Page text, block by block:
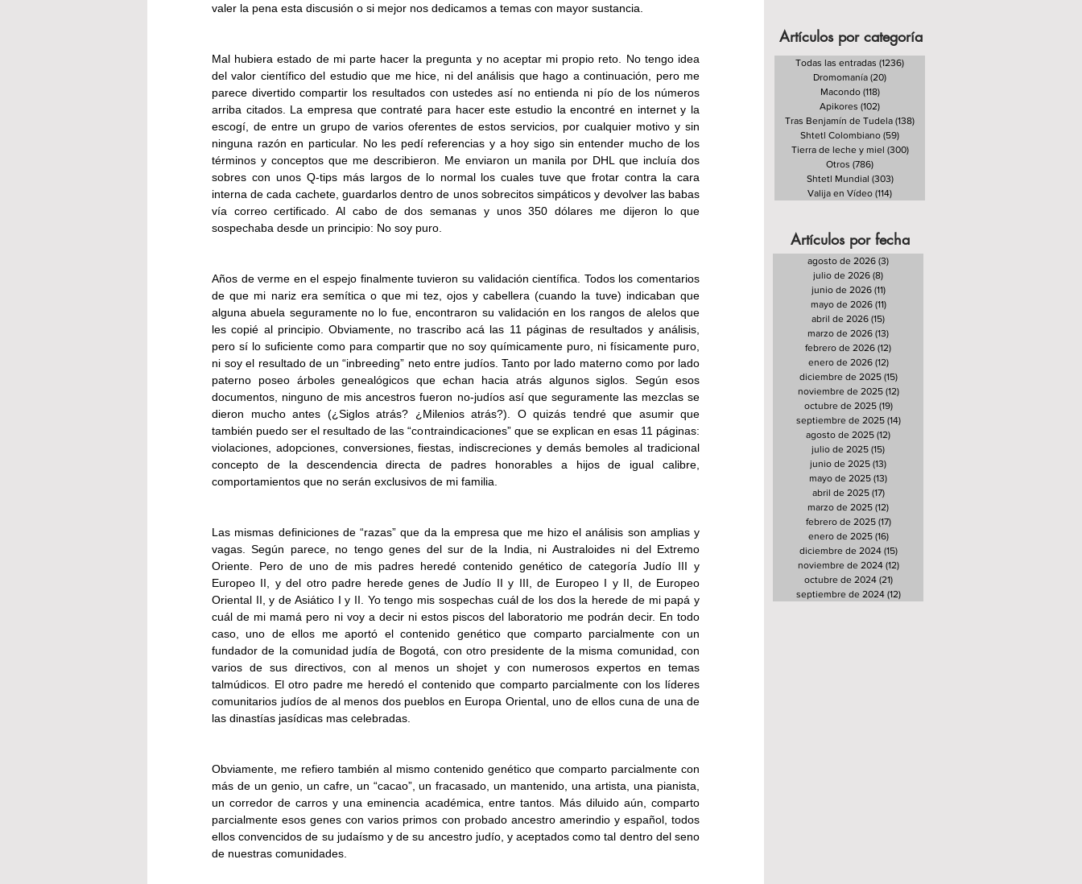
valer la pena esta discusión o si mejor nos dedicamos a temas con mayor sustancia.
Mal hubiera estado de mi parte hacer la pregunta y no aceptar mi propio reto. No tengo idea
del valor científico del estudio que me hice, ni del análisis que hago a continuación, pero me
parece divertido compartir los resultados con ustedes así no entienda ni pío de los números
arriba citados. La empresa que contraté para hacer este estudio la encontré en internet y la
escogí, de entre un grupo de varios oferentes de estos servicios, por cualquier motivo y sin
ninguna razón en particular. No les pedí referencias y a hoy sigo sin entender mucho de los
términos y conceptos que me describieron. Me enviaron un manila por DHL que incluía dos
sobres con unos Q-tips más largos de lo normal los cuales tuve que frotar contra la cara
interna de cada cachete, guardarlos dentro de unos sobrecitos simpáticos y devolver las babas
vía correo certificado. Al cabo de dos semanas y unos 350 dólares me dijeron lo que
sospechaba desde un principio: No soy puro.
Años de verme en el espejo finalmente tuvieron su validación científica. Todos los comentarios
de que mi nariz era semítica o que mi tez, ojos y cabellera (cuando la tuve) indicaban que
alguna abuela seguramente no lo fue, encontraron su validación en los rangos de alelos que
les copié al principio. Obviamente, no trascribo acá las 11 páginas de resultados y análisis,
pero sí lo suficiente como para compartir que no soy químicamente puro, ni físicamente puro,
ni soy el resultado de un “inbreeding” neto entre judíos. Tanto por lado materno como por lado
paterno poseo árboles genealógicos que echan hacia atrás algunos siglos. Según esos
documentos, ninguno de mis ancestros fueron no-judíos así que seguramente las mezclas se
dieron mucho antes (¿Siglos atrás? ¿Milenios atrás?). O quizás tendré que asumir que
también puedo ser el resultado de las “contraindicaciones” que se explican en esas 11 páginas:
violaciones, adopciones, conversiones, fiestas, indiscreciones y demás bemoles al tradicional
concepto de la descendencia directa de padres honorables a hijos de igual calibre,
comportamientos que no serán exclusivos de mi familia.
Las mismas definiciones de “razas” que da la empresa que me hizo el análisis son amplias y
vagas. Según parece, no tengo genes del sur de la India, ni Australoides ni del Extremo
Oriente. Pero de uno de mis padres heredé contenido genético de categoría Judío III y
Europeo II, y del otro padre herede genes de Judío II y III, de Europeo I y II, de Europeo
Oriental II, y de Asiático I y II. Yo tengo mis sospechas cuál de los dos la herede de mi papá y
cuál de mi mamá pero ni voy a decir ni estos piscos del laboratorio me podrán decir. En todo
caso, uno de ellos me aportó el contenido genético que comparto parcialmente con un
fundador de la comunidad judía de Bogotá, con otro presidente de la misma comunidad, con
varios de sus directivos, con al menos un shojet y con numerosos expertos en temas
talmúdicos. El otro padre me heredó el contenido que comparto parcialmente con los líderes
comunitarios judíos de al menos dos pueblos en Europa Oriental, uno de ellos cuna de una de
las dinastías jasídicas mas celebradas.
Obviamente, me refiero también al mismo contenido genético que comparto parcialmente con
más de un genio, un cafre, un “cacao”, un fracasado, un mantenido, una artista, una pianista,
un corredor de carros y una eminencia académica, entre tantos. Más diluido aún, comparto
parcialmente esos genes con varios primos con probado ancestro amerindio y español, todos
ellos convencidos de su judaísmo y de su ancestro judío, y aceptados como tal dentro del seno
de nuestras comunidades.
Artículos por categoría
Todas las entradas (1236)
Dromomanía (20)
Macondo (118)118 entradas
Apikores (102)
Tras Benjamín de Tudela (138)
Shtetl Colombiano (59)
Tierra de leche y miel (300)300 entradas
Otros (786)
Shtetl Mundial (303)303 entradas
Valija en Vídeo (114)
Artículos por fecha
agosto de 2026 (3)
julio de 2026 (8)
junio de 2026 (11)11 entradas
mayo de 2026 (11)11 entradas
abril de 2026 (15)
marzo de 2026 (13)
febrero de 2026 (12)
enero de 2026 (12)12 entradas
diciembre de 2025 (15)15 entradas
noviembre de 2025 (12)12 entradas
octubre de 2025 (19)19 entradas
septiembre de 2025 (14)14 entradas
agosto de 2025 (12)
julio de 2025 (15)
junio de 2025 (13)
mayo de 2025 (13)
abril de 2025 (17)17 entradas
marzo de 2025 (12)
febrero de 2025 (17)17 entradas
enero de 2025 (16)16 entradas
diciembre de 2024 (15)15 entradas
noviembre de 2024 (12)12 entradas
octubre de 2024 (21)21 entradas
septiembre de 2024 (12)12 entradas